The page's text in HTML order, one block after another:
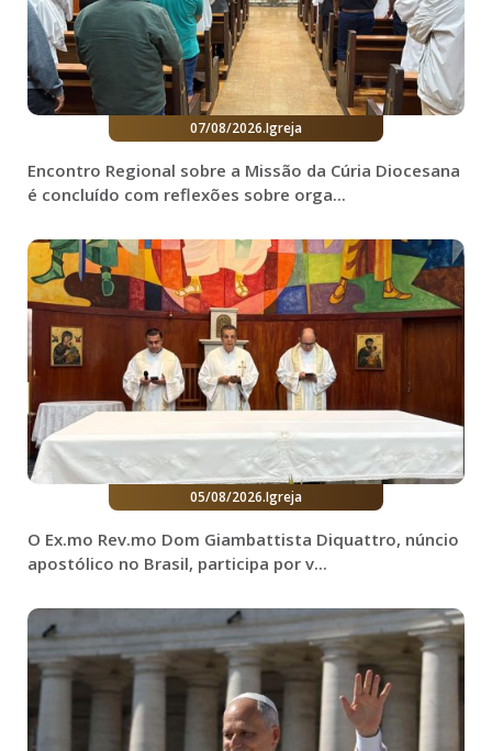
07/08/2026.Igreja
Encontro Regional sobre a Missão da Cúria Diocesana
é concluído com reflexões sobre orga...
05/08/2026.Igreja
O Ex.mo Rev.mo Dom Giambattista Diquattro, núncio
apostólico no Brasil, participa por v...